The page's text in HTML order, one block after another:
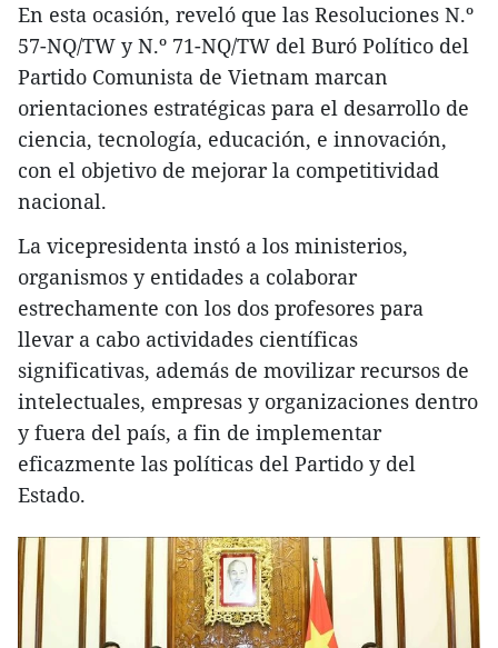
En esta ocasión, reveló que las Resoluciones N.º
57-NQ/TW y N.º 71-NQ/TW del Buró Político del
Partido Comunista de Vietnam marcan
orientaciones estratégicas para el desarrollo de
ciencia, tecnología, educación, e innovación,
con el objetivo de mejorar la competitividad
nacional.
La vicepresidenta instó a los ministerios,
organismos y entidades a colaborar
estrechamente con los dos profesores para
llevar a cabo actividades científicas
significativas, además de movilizar recursos de
intelectuales, empresas y organizaciones dentro
y fuera del país, a fin de implementar
eficazmente las políticas del Partido y del
Estado.